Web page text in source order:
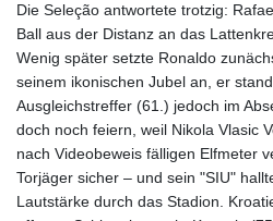
Die Seleção antwortete trotzig:
Ball aus der Distanz an das
Wenig später setzte Ronaldo
seinem ikonischen Jubel an, er
Ausgleichstreffer (61.) jedoch im
doch noch feiern, weil Nikola Vlasic
nach Videobeweis fälligen Elfmeter
Torjäger sicher – und sein "SIU"
Lautstärke durch das Stadion.